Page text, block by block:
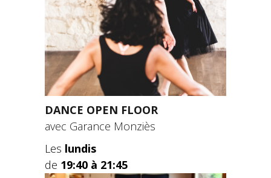
DANCE OPEN FLOOR
avec Garance Monziès
Les lundis
de 19:40 à 21:45